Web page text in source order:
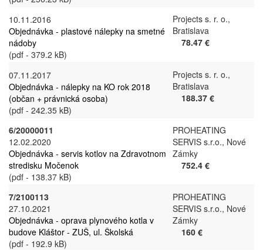
10.11.2016
Objednávka - plastové nálepky na smetné
nádoby
(pdf - 379.2 kB)
Projects s. r. o.,
Bratislava
78.47 €
07.11.2017
Objednávka - nálepky na KO rok 2018
(občan + právnická osoba)
(pdf - 242.35 kB)
Projects s. r. o.,
Bratislava
188.37 €
6/20000011
12.02.2020
Objednávka - servis kotlov na Zdravotnom
stredisku Močenok
(pdf - 138.37 kB)
PROHEATING
SERVIS s.r.o., Nové
Zámky
752.4 €
7/2100113
27.10.2021
Objednávka - oprava plynového kotla v
budove Kláštor - ZUŠ, ul. Školská
(pdf - 192.9 kB)
PROHEATING
SERVIS s.r.o., Nové
Zámky
160 €